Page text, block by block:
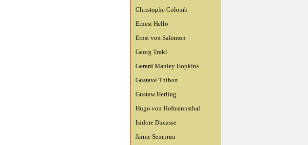
Christophe Colomb
Ernest Hello
Ernst von Salomon
Georg Trakl
Gerard Manley Hopkins
Gustave Thibon
Gustaw Herling
Hugo von Hofmannsthal
Isidore Ducasse
Jaime Semprun